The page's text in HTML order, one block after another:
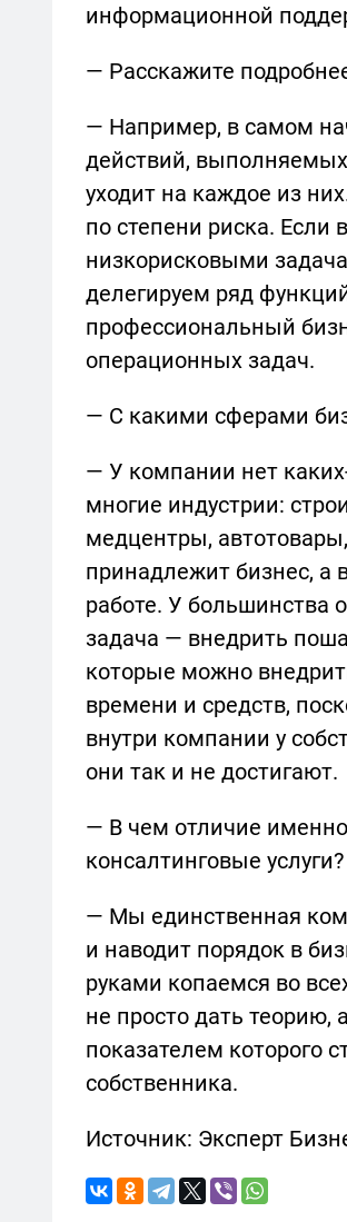
информационной
— Расскажите
— Например, в самом
действий,
уходит на каждое из
по степени риска. Если
низкорисковыми
делегируем ряд
профессиональный
операционных задач.
— С какими сферами
— У компании нет
многие индустрии:
медцентры,
принадлежит бизнес, а
работе. У большинства
задача — внедрить
которые можно
времени и средств,
внутри компании у
они так и не достигают.
— В чем отличие
консалтинговые услуги?
— Мы единственная
и наводит порядок в
руками копаемся во
не просто дать теорию,
показателем которого
собственника.
Источник: Эксперт